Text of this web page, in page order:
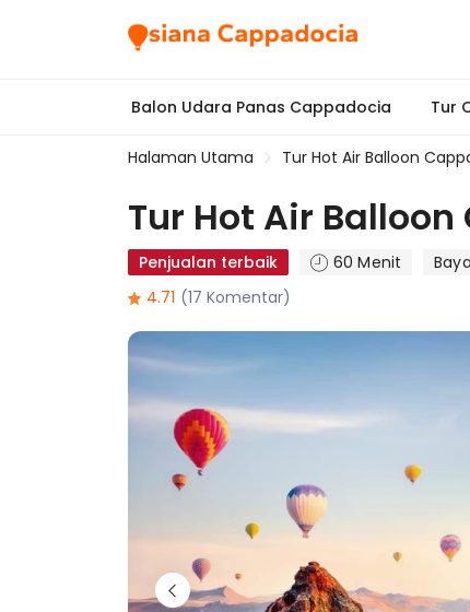
Balon Udara Panas Cappadocia Tur
Halaman Utama Tur Hot Air Balloon
Tur Hot Air
Penjualan terbaik 60 Menit
4.71 (17 Komentar)